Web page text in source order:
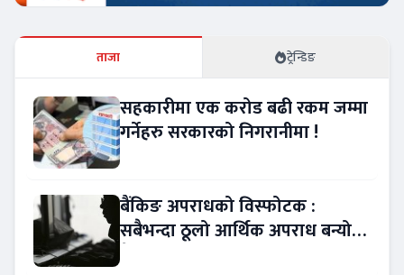
ताजा ट्रेन्डिङ
सहकारीमा एक करोड बढी रकम जम्मा
गर्नेहरु सरकारको निगरानीमा !
बैंकिङ अपराधको विस्फोटक :
सबैभन्दा ठूलो आर्थिक अपराध बन्यो